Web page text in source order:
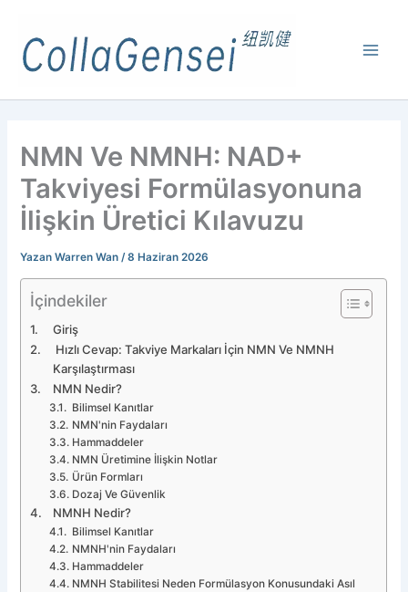
NMN Ve NMNH: NAD+
Takviyesi Formülasyonuna
İlişkin Üretici Kılavuzu
Yazan Warren Wan/8 Haziran 2026
İçindekiler
Giriş
Hızlı Cevap: Takviye Markaları İçin NMN Ve NMNH
Karşılaştırması
NMN Nedir?
Bilimsel Kanıtlar
NMN'nin Faydaları
Hammaddeler
NMN Üretimine İlişkin Notlar
Ürün Formları
Dozaj Ve Güvenlik
NMNH Nedir?
Bilimsel Kanıtlar
NMNH'nin Faydaları
Hammaddeler
NMNH Stabilitesi Neden Formülasyon Konusundaki Asıl